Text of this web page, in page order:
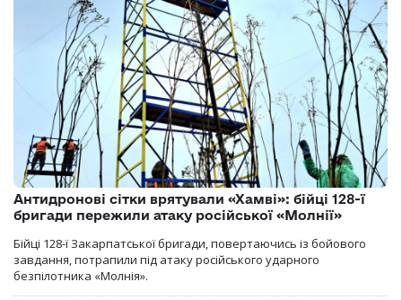
Антидронові сітки врятували «Хамві»: бійці 128-ї
бригади пережили атаку російської «Молнії»
Бійці 128-ї Закарпатської бригади, повертаючись із бойового
завдання, потрапили під атаку російського ударного
безпілотника «Молнія».